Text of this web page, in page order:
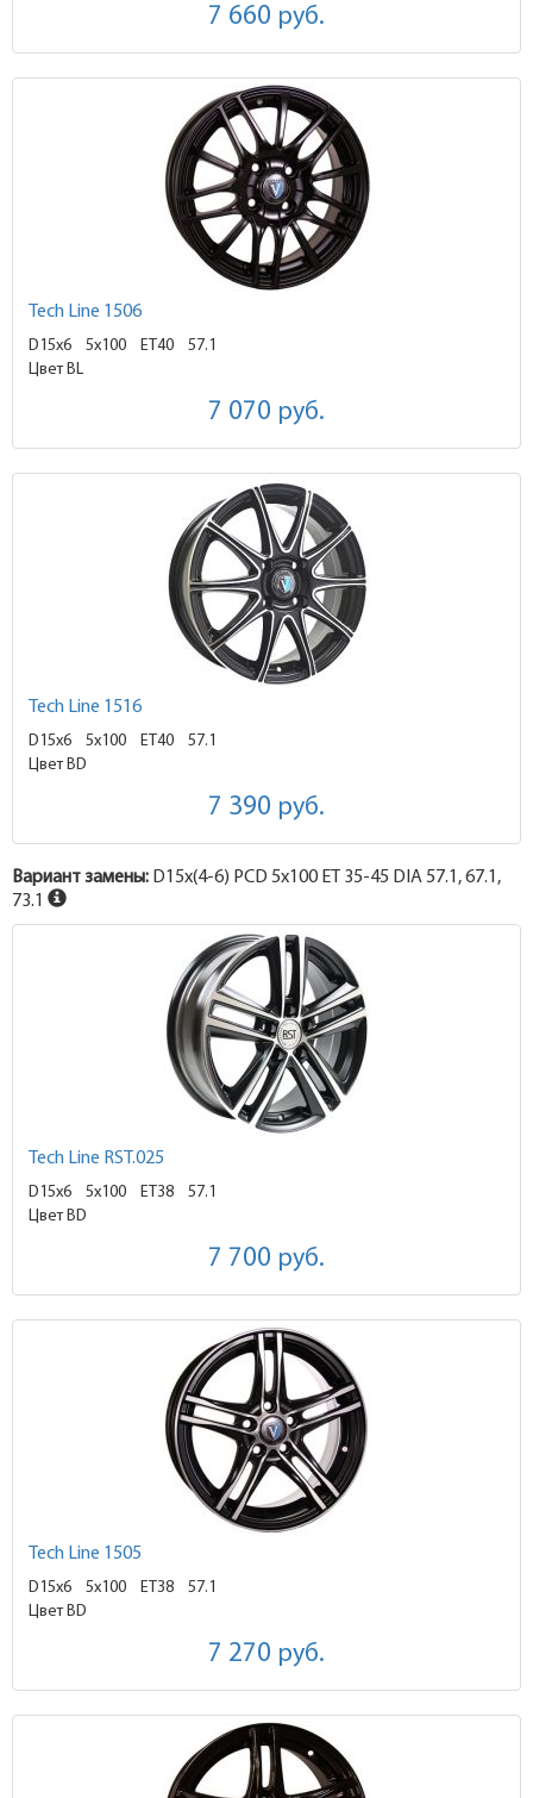
7 660 руб.
Tech Line 1506
D15x6 5x100 ET40
57.1
Цвет BL
7 070 руб.
Tech Line 1516
D15x6 5x100 ET40
57.1
Цвет BD
7 390 руб.
Вариант замены: D15x(4-6) PCD 5x100 ET 35-45 DIA 57.1, 67.1,
73.1
Tech Line RST.025
D15x6 5x100 ET38
57.1
Цвет BD
7 700 руб.
Tech Line 1505
D15x6 5x100 ET38
57.1
Цвет BD
7 270 руб.